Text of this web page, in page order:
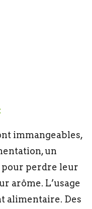
immangeables,
un
pour perdre leur
arôme. L’usage
alimentaire. Des